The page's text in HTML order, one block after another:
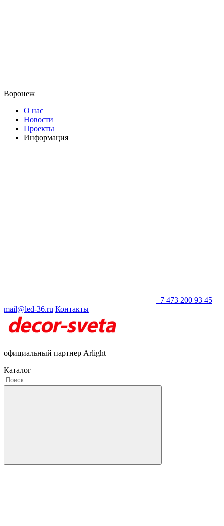
Воронеж
О нас
Новости
Проекты
Информация
+7 473 200 93 45
mail@led-36.ru Контакты
официальный партнер Arlight
Каталог